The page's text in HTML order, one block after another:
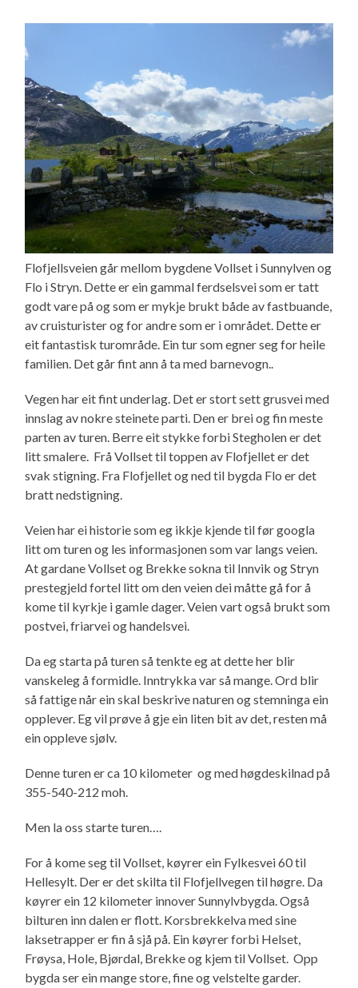
Flofjellsveien går mellom bygdene Vollset i Sunnylven og
Flo i Stryn. Dette er ein gammal ferdselsvei som er tatt
godt vare på og som er mykje brukt både av fastbuande,
av cruisturister og for andre som er i området. Dette er
eit fantastisk turområde. Ein tur som egner seg for heile
familien. Det går fint ann å ta med barnevogn..
Vegen har eit fint underlag. Det er stort sett grusvei med
innslag av nokre steinete parti. Den er brei og fin meste
parten av turen. Berre eit stykke forbi Stegholen er det
litt smalere. Frå Vollset til toppen av Flofjellet er det
svak stigning. Fra Flofjellet og ned til bygda Flo er det
bratt nedstigning.
Veien har ei historie som eg ikkje kjende til før googla
litt om turen og les informasjonen som var langs veien.
At gardane Vollset og Brekke sokna til Innvik og Stryn
prestegjeld fortel litt om den veien dei måtte gå for å
kome til kyrkje i gamle dager. Veien vart også brukt som
postvei, friarvei og handelsvei.
Da eg starta på turen så tenkte eg at dette her blir
vanskeleg å formidle. Inntrykka var så mange. Ord blir
så fattige når ein skal beskrive naturen og stemninga ein
opplever. Eg vil prøve å gje ein liten bit av det, resten må
ein oppleve sjølv.
Denne turen er ca 10 kilometer og med høgdeskilnad på
355-540-212 moh.
Men la oss starte turen….
For å kome seg til Vollset, køyrer ein Fylkesvei 60 til
Hellesylt. Der er det skilta til Flofjellvegen til høgre. Da
køyrer ein 12 kilometer innover Sunnylvbygda. Også
bilturen inn dalen er flott. Korsbrekkelva med sine
laksetrapper er fin å sjå på. Ein køyrer forbi Helset,
Frøysa, Hole, Bjørdal, Brekke og kjem til Vollset. Opp
bygda ser ein mange store, fine og velstelte garder.